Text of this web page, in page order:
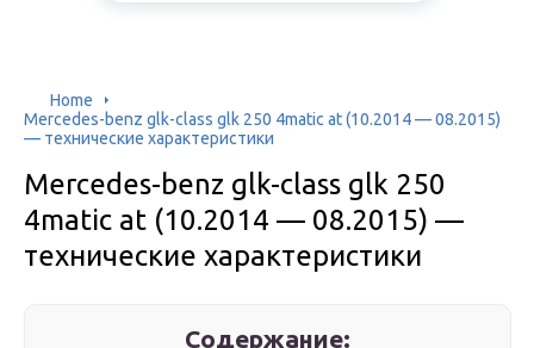
Home
Mercedes-benz glk-class glk 250 4matic at (10.2014 — 08.2015)
— технические характеристики
Mercedes-benz glk-class glk 250
4matic at (10.2014 — 08.2015) —
технические характеристики
Содержание: